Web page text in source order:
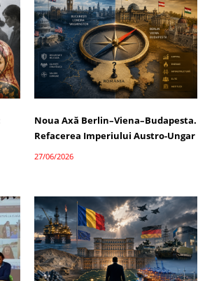
Noua Axă Berlin–Viena–Budapesta.
Refacerea Imperiului Austro-Ungar
27/06/2026